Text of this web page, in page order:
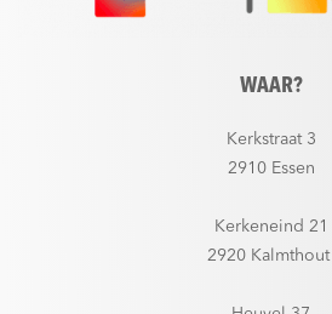
WAAR?
Kerkstraat 3
2910 Essen
Kerkeneind 21
2920 Kalmthout